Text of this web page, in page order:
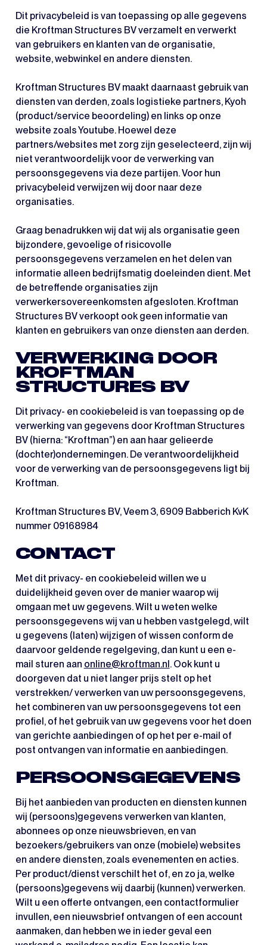
Dit privacybeleid is van toepassing op alle gegevens
die Kroftman Structures BV verzamelt en verwerkt
van gebruikers en klanten van de organisatie,
website, webwinkel en andere diensten.
Kroftman Structures BV maakt daarnaast gebruik van
diensten van derden, zoals logistieke partners, Kyoh
(product/service beoordeling) en links op onze
website zoals Youtube. Hoewel deze
partners/websites met zorg zijn geselecteerd, zijn wij
niet verantwoordelijk voor de verwerking van
persoonsgegevens via deze partijen. Voor hun
privacybeleid verwijzen wij door naar deze
organisaties.
Graag benadrukken wij dat wij als organisatie geen
bijzondere, gevoelige of risicovolle
persoonsgegevens verzamelen en het delen van
informatie alleen bedrijfsmatig doeleinden dient. Met
de betreffende organisaties zijn
verwerkersovereenkomsten afgesloten. Kroftman
Structures BV verkoopt ook geen informatie van
klanten en gebruikers van onze diensten aan derden.
VERWERKING DOOR
KROFTMAN
STRUCTURES BV
Dit privacy- en cookiebeleid is van toepassing op de
verwerking van gegevens door Kroftman Structures
BV (hierna: “Kroftman”) en aan haar gelieerde
(dochter)ondernemingen. De verantwoordelijkheid
voor de verwerking van de persoonsgegevens ligt bij
Kroftman.
Kroftman Structures BV, Veem 3, 6909 Babberich KvK
nummer 09168984
CONTACT
Met dit privacy- en cookiebeleid willen we u
duidelijkheid geven over de manier waarop wij
omgaan met uw gegevens. Wilt u weten welke
persoonsgegevens wij van u hebben vastgelegd, wilt
u gegevens (laten) wijzigen of wissen conform de
daarvoor geldende regelgeving, dan kunt u een e-
mail sturen aan online@kroftman.nl. Ook kunt u
doorgeven dat u niet langer prijs stelt op het
verstrekken/ verwerken van uw persoonsgegevens,
het combineren van uw persoonsgegevens tot een
profiel, of het gebruik van uw gegevens voor het doen
van gerichte aanbiedingen of op het per e-mail of
post ontvangen van informatie en aanbiedingen.
PERSOONSGEGEVENS
Bij het aanbieden van producten en diensten kunnen
wij (persoons)gegevens verwerken van klanten,
abonnees op onze nieuwsbrieven, en van
bezoekers/gebruikers van onze (mobiele) websites
en andere diensten, zoals evenementen en acties.
Per product/dienst verschilt het of, en zo ja, welke
(persoons)gegevens wij daarbij (kunnen) verwerken.
Wilt u een offerte ontvangen, een contactformulier
invullen, een nieuwsbrief ontvangen of een account
aanmaken, dan hebben we in ieder geval een